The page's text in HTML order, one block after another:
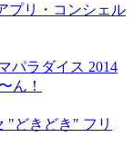
プリ・コンシェル
パラダイス 2014
ん！
"どきどき" フリ